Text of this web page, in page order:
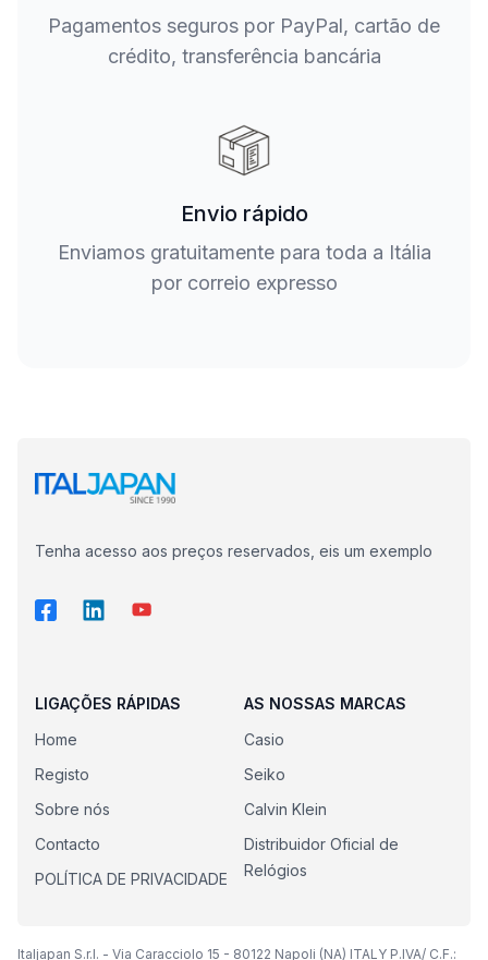
Pagamentos seguros por PayPal, cartão de
crédito, transferência bancária
Envio rápido
Enviamos gratuitamente para toda a Itália
por correio expresso
Tenha acesso aos preços reservados, eis um exemplo
LIGAÇÕES RÁPIDAS
Home
Registo
Sobre nós
Contacto
POLÍTICA DE PRIVACIDADE
AS NOSSAS MARCAS
Casio
Seiko
Calvin Klein
Distribuidor Oficial de
Relógios
Italjapan S.r.l. - Via Caracciolo 15 - 80122 Napoli (NA) ITALY P.IVA/ C.F.: